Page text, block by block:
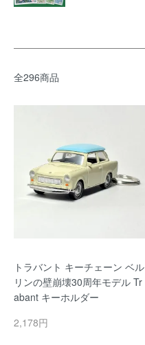
全296商品
トラバント キーチェーン ベル
リンの壁崩壊30周年モデル Tr
abant キーホルダー
2,178円